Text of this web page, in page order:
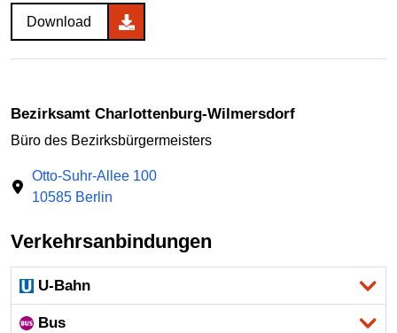
Download
Bezirksamt Charlottenburg-Wilmersdorf
Büro des Bezirksbürgermeisters
Otto-Suhr-Allee 100
10585 Berlin
Verkehrsanbindungen
U-Bahn
Bus